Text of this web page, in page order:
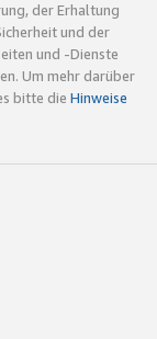
der Erhaltung
und der
und -Dienste
Um mehr darüber
bitte die Hinweise